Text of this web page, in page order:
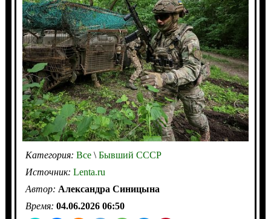
Категория: Все\Бывший СССР
Источник: Lenta.ru
Автор: Александра Синицына
Время: 04.06.2026 06:50